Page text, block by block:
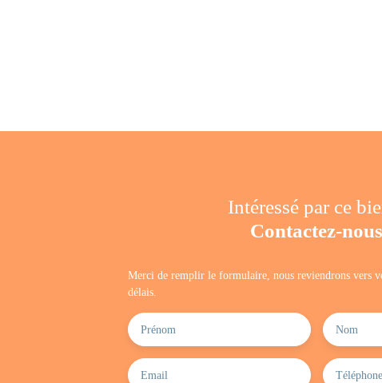
Intéressé par ce
Contactez-nous
Merci de remplir le formulaire, nous reviendrons vers
délais.
Prénom Nom
Email Téléphone